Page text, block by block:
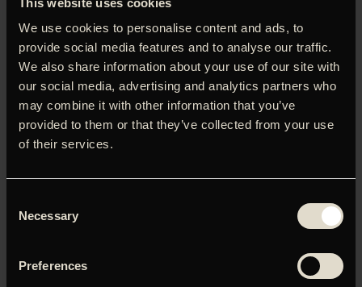
We use cookies to personalise content and ads, to
provide social media features and to analyse our traffic.
We also share information about your use of our site with
our social media, advertising and analytics partners who
may combine it with other information that you’ve
provided to them or that they’ve collected from your use
of their services.
Selection
Necessary
Preferences
bliver gravid som teenager, men kæmper alligevel med